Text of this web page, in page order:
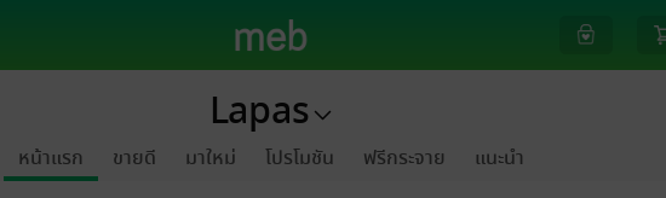
Lapas
หน้าแรก ขายดี มาใหม่ โปรโมชัน ฟรีกระจาย แนะนำ